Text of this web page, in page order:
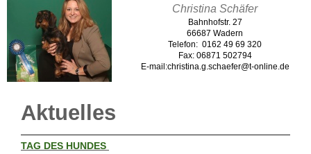
Christina Schäfer
Bahnhofstr. 27
66687 Wadern
Telefon: 0162 49 69 320
Fax: 06871 502794
E-mail:christina.g.schaefer@t-online.de
Aktuelles
TAG DES HUNDES